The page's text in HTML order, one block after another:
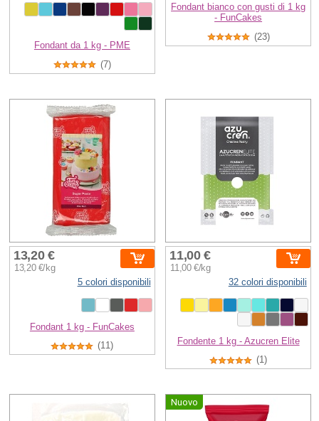
Fondant da 1 kg - PME
(7)
Fondant bianco con gusti di 1 kg
- FunCakes
(23)
13,20 €
13,20 €/kg
5 colori disponibili
Fondant 1 kg - FunCakes
(11)
11,00 €
11,00 €/kg
32 colori disponibili
Fondente 1 kg - Azucren Elite
(1)
Nuovo